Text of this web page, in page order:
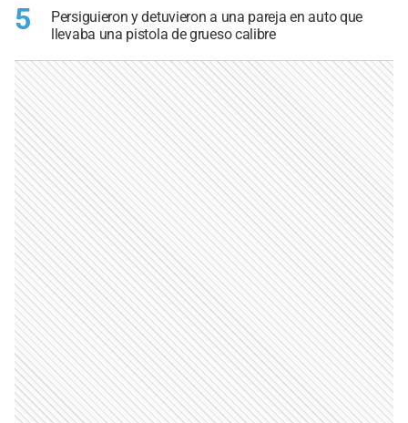
5
Persiguieron y detuvieron a una pareja en auto que
llevaba una pistola de grueso calibre